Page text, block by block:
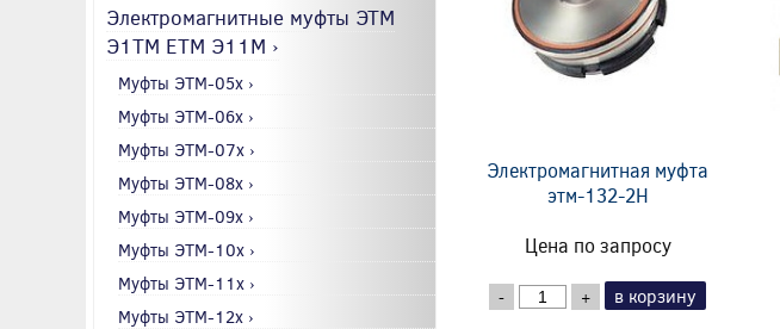
Электромагнитные муфты ЭТМ
Э1ТМ ETM Э11М ›
Муфты ЭТМ-05x ›
Муфты ЭТМ-06x ›
Муфты ЭТМ-07x ›
Муфты ЭТМ-08x ›
Муфты ЭТМ-09x ›
Муфты ЭТМ-10x ›
Муфты ЭТМ-11x ›
Муфты ЭТМ-12x ›
Электромагнитная муфта
этм-132-2Н
Цена по запросу
- + в корзину